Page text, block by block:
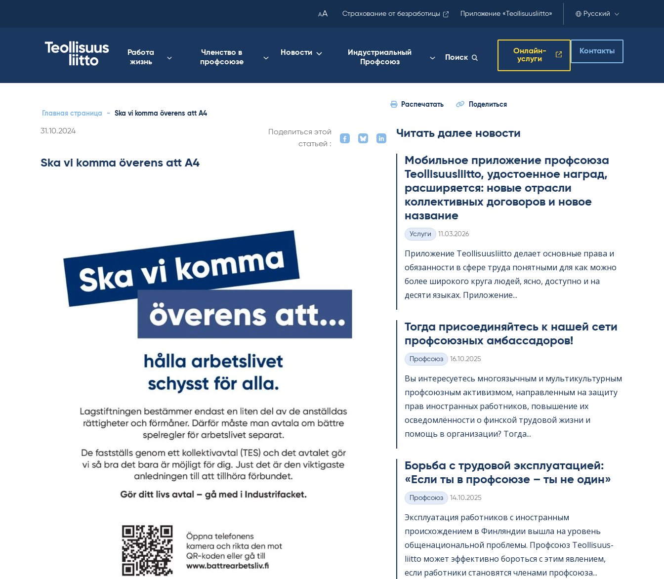
AA Страхование от безработицы Приложение «Teollisuusliitto» Русский
Работа
жизнь
Членство в
профсоюзе
Новости
Индустриальный
Профсоюз
Поиск
Онлайн-
услуги
Контакты
Главная страница - Ska vi komma överens att A4
Распечатать Поделиться
Kirjoitettu
31.10.2024
Поделиться этой
статьей :
Ska vi komma överens att A4
Читать далее новости
Мобильное приложение профсоюза
Teol­li­suus­liitto, удостоенное наград,
расширяется: новые отрасли
коллективных договоров и новое
название
Категории
Услуги Kirjoitettu
11.03.2026
Приложение Teol­li­suus­liitto делает основные права и
обязанности в сфере труда понятными для как можно
более широкого круга людей, ясно, доступно и на
десяти языках. Приложение...
Тогда присоединяйтесь к нашей сети
профсоюзных амбассадоров!
Категории
Профсоюз Kirjoitettu
16.10.2025
Вы интересуетесь многоязычным и мультикультурным
профсоюзным активизмом, направленным на защиту
прав иностранных работников, повышение их
осведомлённости о финской трудовой жизни и
помощь в организации? Тогда...
Борьба с трудовой эксплуатацией:
«Если ты в профсоюзе – ты не один»
Категории
Профсоюз Kirjoitettu
14.10.2025
Эксплуатация работников с иностранным
происхождением в Финляндии вышла на уровень
общенациональной проблемы. Профсоюз Teol­li­suus­
liitto может эффективно бороться с этим явлением,
если работники становятся членами профсоюза...
your